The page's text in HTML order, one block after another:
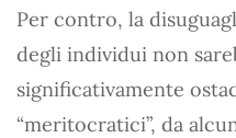
Per contro, la
degli individui non
significativamente
“meritocratici”, da